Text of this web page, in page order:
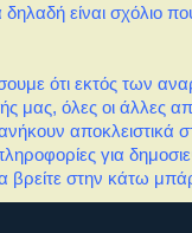
είναι σχόλιο
ότι εκτός των
μας, όλες οι άλλες
αποκλειστικά
για
βρείτε στην κάτω